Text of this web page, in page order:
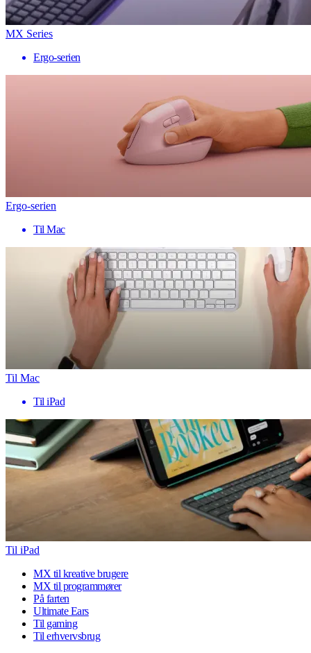
MX Series
Ergo-serien
Ergo-serien
Til Mac
Til Mac
Til iPad
Til iPad
MX til kreative brugere
MX til programmører
På farten
Ultimate Ears
Til gaming
Til erhvervsbrug